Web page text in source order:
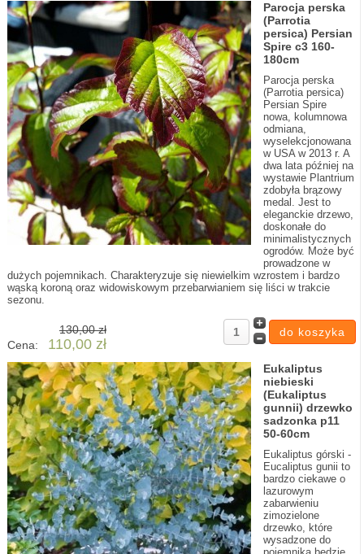
Parocja perska
(Parrotia
persica) Persian
Spire c3 160-
180cm
Parocja perska
(Parrotia persica)
Persian Spire
nowa, kolumnowa
odmiana,
wyselekcjonowana
w USA w 2013 r. A
dwa lata później na
wystawie Plantrium
zdobyła brązowy
medal. Jest to
eleganckie drzewo,
doskonałe do
minimalistycznych
ogrodów. Może być
prowadzone w
dużych pojemnikach. Charakteryzuje się niewielkim wzrostem i bardzo
wąską koroną oraz widowiskowym przebarwianiem się liści w trakcie
sezonu.
130,00 zł
Cena:
110,00 zł
Eukaliptus
niebieski
(Eukaliptus
gunnii) drzewko
sadzonka p11
50-60cm
Eukaliptus górski -
Eucaliptus gunii to
bardzo ciekawe o
lazurowym
zabarwieniu
zimozielone
drzewko, które
wysadzone do